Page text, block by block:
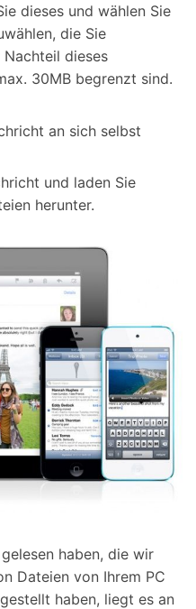
dieses und wählen Sie
die Sie
dieses
30MB begrenzt sind.
an sich selbst
und laden Sie
herunter.
haben, die wir
Dateien von Ihrem PC
haben, liegt es an